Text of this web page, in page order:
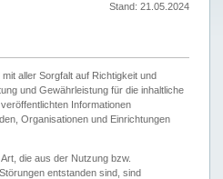
Stand: 21.05.2024
aller Sorgfalt auf Richtigkeit und
und Gewährleistung für die inhaltliche
Informationen
Organisationen und Einrichtungen
die aus der Nutzung bzw.
entstanden sind, sind